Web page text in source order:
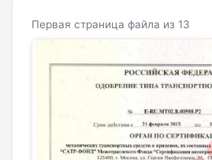
Первая страница файла из 13